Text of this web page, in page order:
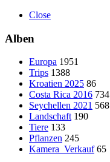
Close
Alben
Europa 1951
Trips 1388
Kroatien 2025 86
Costa Rica 2016 734
Seychellen 2021 568
Landschaft 190
Tiere 133
Pflanzen 245
Kamera_Verkauf 65